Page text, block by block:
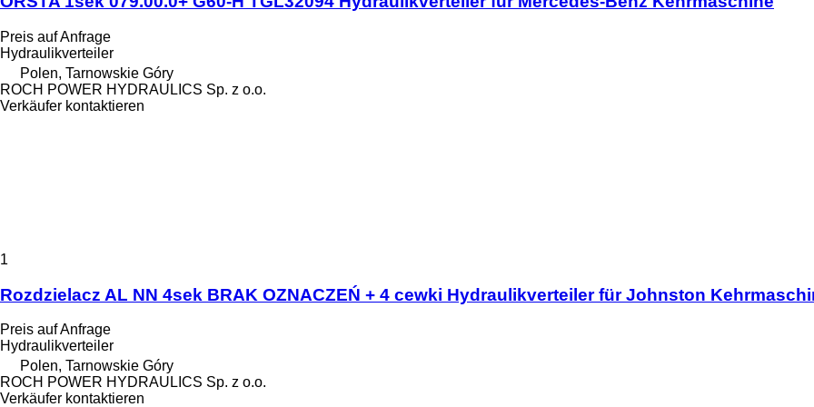
Preis auf Anfrage
Hydraulikverteiler
Polen, Tarnowskie Góry
ROCH POWER HYDRAULICS Sp. z o.o.
Verkäufer kontaktieren
1
Rozdzielacz AL NN 4sek BRAK OZNACZEŃ + 4 cewki Hydraulikverteiler für Johnston
Preis auf Anfrage
Hydraulikverteiler
Polen, Tarnowskie Góry
ROCH POWER HYDRAULICS Sp. z o.o.
Verkäufer kontaktieren